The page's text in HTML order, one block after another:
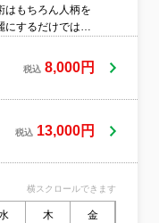
はもちろん人柄を
にするだけではな
とが好きな私たち
だけるサービスで
身者在籍！・ 業界
・ 汚れが出なくな
ば24時間365日対
で、当日の追加料
税込 8,000円
税込 13,000円
横スクロールできます
木 金